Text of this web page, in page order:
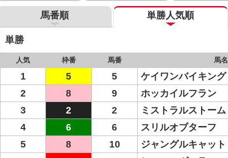
馬番順 単勝人気順
単勝
人気 枠番 馬番 馬名
1 5 5 ケイワンバイキング
2
8 9 ホッカイルフラン
3
2 2 ミストラルストーム
4
6 6 スリルオブターフ
5
8 10 ジャングルキャット